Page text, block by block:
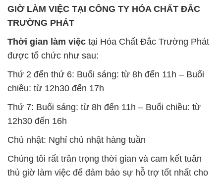
GIỜ LÀM VIỆC TẠI CÔNG TY HÓA CHẤT ĐẮC
TRƯỜNG PHÁT
Thời gian làm việc tại Hóa Chất Đắc Trường Phát
được tổ chức như sau:
Thứ 2 đến thứ 6: Buổi sáng: từ 8h đến 11h – Buổi
chiều: từ 12h30 đến 17h
Thứ 7: Buổi sáng: từ 8h đến 11h – Buổi chiều: từ
12h30 đến 16h
Chủ nhật: Nghỉ chủ nhật hàng tuần
Chúng tôi rất trân trọng thời gian và cam kết tuân
thủ giờ làm việc để đảm bảo sự hỗ trợ tốt nhất cho